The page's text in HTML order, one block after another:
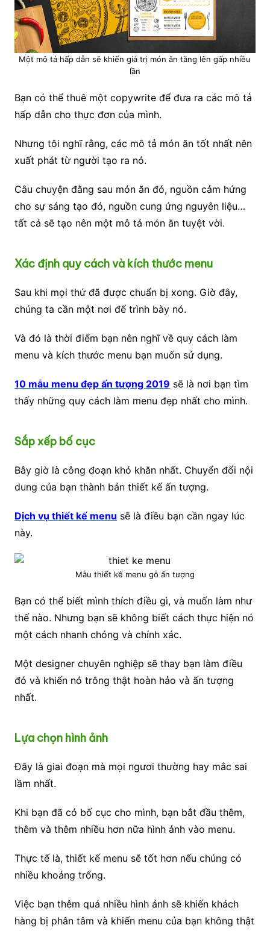
Một mô tả hấp dẫn sẽ khiến giá trị món ăn tăng lên gấp nhiều
lần
Bạn có thể thuê một copywrite để đưa ra các mô tả
hấp dẫn cho thực đơn của mình.
Nhưng tôi nghĩ rằng, các mô tả món ăn tốt nhất nên
xuất phát từ người tạo ra nó.
Câu chuyện đằng sau món ăn đó, nguồn cảm hứng
cho sự sáng tạo đó, nguồn cung ứng nguyên liệu…
tất cả sẽ tạo nên một mô tả món ăn tuyệt vời.
Xác định quy cách và kích thước menu
Sau khi mọi thứ đã được chuẩn bị xong. Giờ đây,
chúng ta cần một nơi để trình bày nó.
Và đó là thời điểm bạn nên nghĩ về quy cách làm
menu và kích thước menu bạn muốn sử dụng.
10 mẫu menu đẹp ấn tượng 2019 sẽ là nơi bạn tìm
thấy những quy cách làm menu đẹp nhất cho mình.
Sắp xếp bố cục
Bây giờ là công đoạn khó khăn nhất. Chuyển đổi nội
dung của bạn thành bản thiết kế ấn tượng.
Dịch vụ thiết kế menu sẽ là điều bạn cần ngay lúc
này.
Mẫu thiết kế menu gỗ ấn tượng
Bạn có thể biết mình thích điều gì, và muốn làm như
thế nào. Nhưng bạn sẽ không biết cách thực hiện nó
một cách nhanh chóng và chính xác.
Một designer chuyên nghiệp sẽ thay bạn làm điều
đó và khiến nó trông thật hoàn hảo và ấn tượng
nhất.
Lựa chọn hình ảnh
Đây là giai đoạn mà mọi ngươi thường hay mắc sai
lầm nhất.
Khi bạn đã có bố cục cho mình, bạn bắt đầu thêm,
thêm và thêm nhiều hơn nữa hình ảnh vào menu.
Thực tế là, thiết kế menu sẽ tốt hơn nếu chúng có
nhiều khoảng trống.
Việc bạn thêm quá nhiều hình ảnh sẽ khiến khách
hàng bị phân tâm và khiến menu của bạn không thật